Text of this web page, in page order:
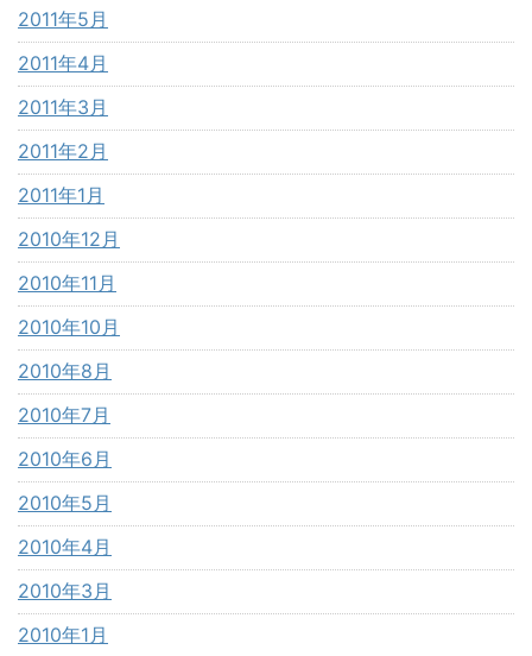
2011年5月
2011年4月
2011年3月
2011年2月
2011年1月
2010年12月
2010年11月
2010年10月
2010年8月
2010年7月
2010年6月
2010年5月
2010年4月
2010年3月
2010年1月